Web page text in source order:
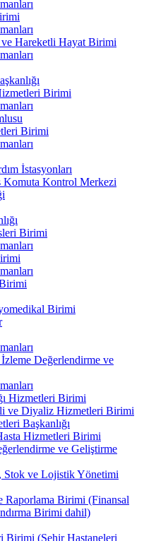
ve Hareketli Hayat Birimi
Birimi
Birimi
İstasyonları
Komuta Kontrol Merkezi
Birimi
Birimi
Değerlendirme ve
Hizmetleri Birimi
ve Diyaliz Hizmetleri Birimi
Başkanlığı
Hizmetleri Birimi
ve Geliştirme
Stok ve Lojistik Yönetimi
Raporlama Birimi (Finansal
Birimi dahil)
Birimi (Şehir Hastaneleri